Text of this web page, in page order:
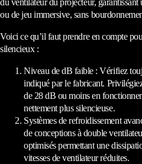
du ventilateur du projecteur,
ou de jeu immersive, sans
Voici ce qu’il faut prendre en compte
silencieux :
Niveau de dB faible : Vérifiez
indiqué par le fabricant.
de 28 dB ou moins en
nettement plus silencieuse.
Systèmes de refroidissement
de conceptions à double
optimisés permettant une
vitesses de ventilateur réduites.